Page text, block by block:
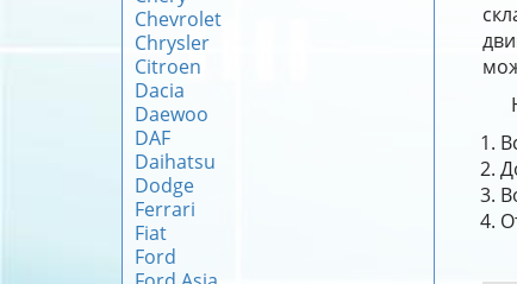
Chevrolet
Chrysler
Citroen
Dacia
Daewoo
DAF
Daihatsu
Dodge
Ferrari
Fiat
Ford